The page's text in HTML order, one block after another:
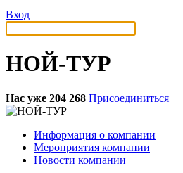
Вход
НОЙ-ТУР
Нас уже 204 268 Присоединиться
Информация о компании
Мероприятия компании
Новости компании